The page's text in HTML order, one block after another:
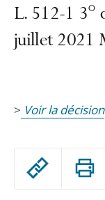
Passer
L. 512-1 3°
juillet 2021
> Voir la décision